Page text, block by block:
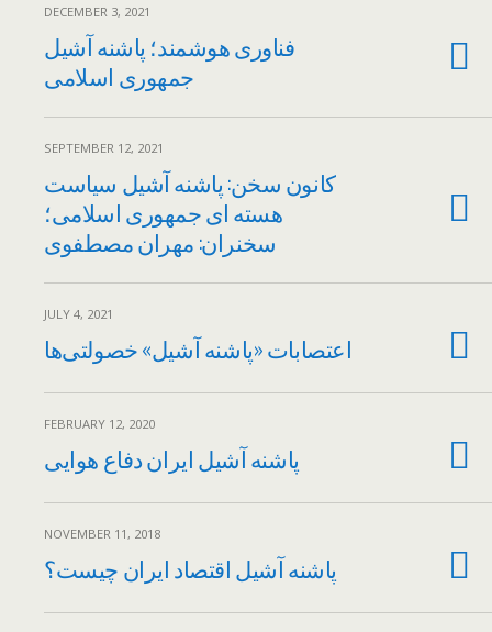
DECEMBER 3, 2021
فناوری هوشمند؛ پاشنه آشیل
جمهوری اسلامی
SEPTEMBER 12, 2021
کانون سخن: پاشنه آشیل سیاست
هسته ای جمهوری اسلامی؛
سخنران: مهران مصطفوی
JULY 4, 2021
اعتصابات «پاشنه آشیل» خصولتی‌ها
FEBRUARY 12, 2020
پاشنه آشیل ایران دفاع هوایی
NOVEMBER 11, 2018
پاشنه آشیل اقتصاد ایران چیست؟